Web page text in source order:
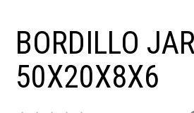
BORDILLO
50X20X8X6